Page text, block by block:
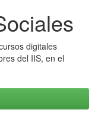
digitales
del IIS, en el